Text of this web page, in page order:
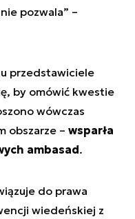
pozwala” –
przedstawiciele
by omówić kwestie
wówczas
obszarze – wsparła
ambasad.
do prawa
wiedeńskiej z